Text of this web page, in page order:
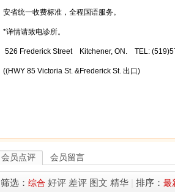
安省统一收费标准，全程国语服务。
*详情请致电诊所。
526 Frederick Street Kitchener, ON. TEL:
((HWY 85 Victoria St. &Frederick St. 出口)
会员点评 会员留言
筛选： 综合 好评 差评 图文 精华 排序： 最